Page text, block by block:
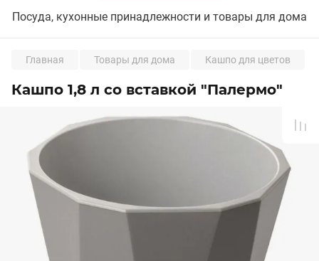
Посуда, кухонные принадлежности и товары для дома
Главная Товары для дома Кашпо для цветов
Кашпо 1,8 л со вставкой "Палермо"